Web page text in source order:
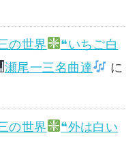
の世界
❝いちご白
瀬尾一三名曲達
に
の世界
❝外は白い